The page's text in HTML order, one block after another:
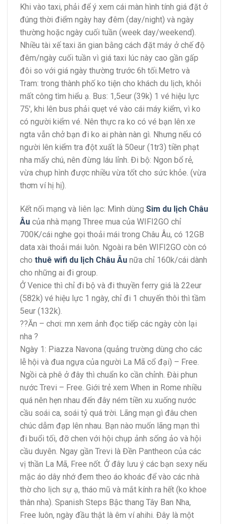
Khi vào taxi, phải để ý xem cái màn hình tính giá đặt ở
đúng thời điểm ngày hay đêm (day/night) và ngày
thường hoặc ngày cuối tuần (week day/weekend).
Nhiều tài xế taxi ăn gian bằng cách đặt máy ở chế độ
đêm/ngày cuối tuần vì giá taxi lúc này cao gần gấp
đôi so với giá ngày thường trước 6h tối.Metro và
Tram: trong thành phố ko tiện cho khách du lịch, khỏi
mất công tìm hiểu ạ. Bus: 1,5eur (39k) 1 vé hiệu lực
75′, khi lên bus phải quẹt vé vào cái máy kiểm, vì ko
có người kiểm vé. Nên thực ra ko có vé bạn lên xe
ngta vẫn chở bạn đi ko ai phàn nàn gì. Nhưng nếu có
người lên kiểm tra đột xuất là 50eur (1tr3) tiền phạt
nha mấy chú, nên đừng láu lỉnh. Đi bộ: Ngon bổ rẻ,
vừa chụp hình được nhiều vừa tốt cho sức khỏe. (vừa
thơm ví hị hị).
Kết nối mạng và liên lạc: Mình dùng Sim du lịch Châu
Âu của nhà mạng Three mua của WIFI2GO chỉ
700K/cái nghe gọi thoải mái trong Châu Âu, có 12GB
data xài thoải mái luôn. Ngoài ra bên WIFI2GO còn có
cho thuê wifi du lịch Châu Âu nữa chỉ 160k/cái dành
cho những ai đi group.
Ở Venice thì chỉ đi bộ và đi thuyền ferry giá là 22eur
(582k) vé hiệu lực 1 ngày, chỉ đi 1 chuyến thôi thì tầm
5eur (132k).
??Ăn – chơi: mn xem ảnh đọc tiếp các ngày còn lại
nha ?
Ngày 1: Piazza Navona (quảng trường dùng cho các
lễ hội và đua ngựa của người La Mã cổ đại) – Free.
Ngồi cà phê ở đây thì chuẩn ko cần chỉnh. Đài phun
nước Trevi – Free. Giới trẻ xem When in Rome nhiều
quá nên hẹn nhau đến đây ném tiền xu xuống nước
cầu soái ca, soái tỷ quá trời. Lãng mạn gì đâu chen
chúc dẫm đạp lên nhau. Bạn nào muốn lãng mạn thì
đi buổi tối, đỡ chen với hội chụp ảnh sống ảo và hội
cầu duyên. Ngay gần Trevi là Đền Pantheon của các
vị thần La Mã, Free nốt. Ở đây lưu ý các bạn sexy nếu
mặc áo dây nhớ đem theo áo khoác để vào các nhà
thờ cho lịch sự ạ, tháo mũ và mắt kính ra hết (ko khoe
thân nha). Spanish Steps Bậc thang Tây Ban Nha,
Free luôn, ngày đầu thật là êm ví ahihi. Đây là một